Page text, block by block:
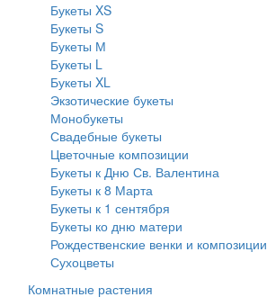
Букеты XS
Букеты S
Букеты М
Букеты L
Букеты XL
Экзотические букеты
Монобукеты
Свадебные букеты
Цветочные композиции
Букеты к Дню Св. Валентина
Букеты к 8 Марта
Букеты к 1 сентября
Букеты ко дню матери
Рождественские венки и композиции
Сухоцветы
Комнатные растения